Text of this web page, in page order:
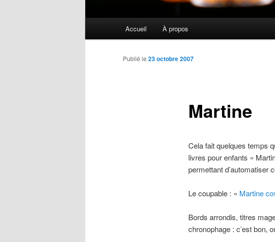
Accueil À propos
Martine
Publié le 23 octobre 2007
Cela fait quelques temps
livres pour enfants «
permettant d’automatiser
Le coupable : « Martine
Bords arrondis, titres
chronophage : c’est bon,